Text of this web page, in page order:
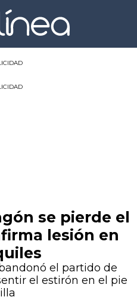
se pierde el
lesión en
el partido de
el estirón en el pie